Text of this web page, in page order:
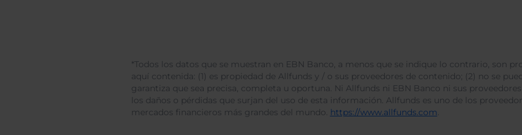
*Todos los datos que se muestran en EBN Banco, a menos que se indique lo contrario, son
aquí contenida: (1) es propiedad de Allfunds y / o sus proveedores de contenido; (2) no se
garantiza que sea precisa, completa u oportuna. Ni Allfunds ni EBN Banco ni sus
los daños o pérdidas que surjan del uso de esta información. Allfunds es uno de los
mercados financieros más grandes del mundo. https://www.allfunds.com.